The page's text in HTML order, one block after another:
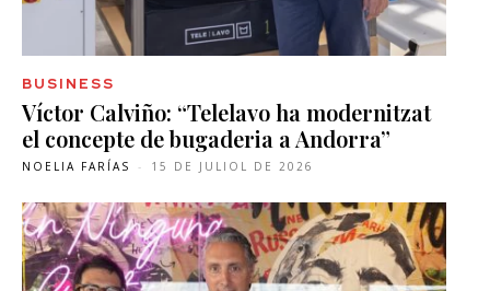
BUSINESS
Víctor Calviño: “Telelavo ha modernitzat
el concepte de bugaderia a Andorra”
NOELIA FARÍAS - 15 DE JULIOL DE 2026